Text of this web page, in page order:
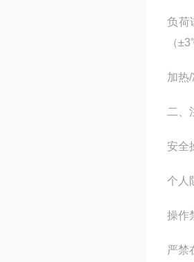
负荷
（
加热
二
安全
个人
操作
严禁